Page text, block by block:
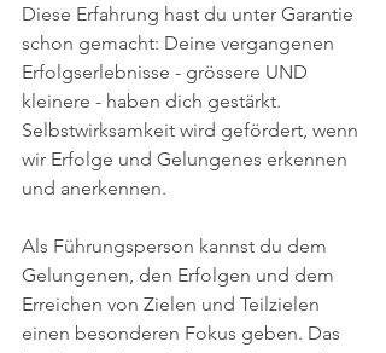
Diese Erfahrung hast du unter Garantie
schon gemacht: Deine vergangenen
Erfolgserlebnisse - grössere UND
kleinere - haben dich gestärkt.
Selbstwirksamkeit wird gefördert, wenn
wir Erfolge und Gelungenes erkennen
und anerkennen.
Als Führungsperson kannst du dem
Gelungenen, den Erfolgen und dem
Erreichen von Zielen und Teilzielen
einen besonderen Fokus geben. Das